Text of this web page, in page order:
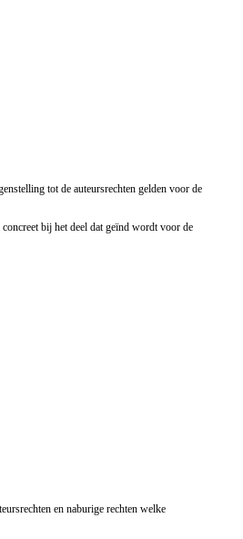
tot de auteursrechten gelden voor de
bij het deel dat geïnd wordt voor de
en naburige rechten welke